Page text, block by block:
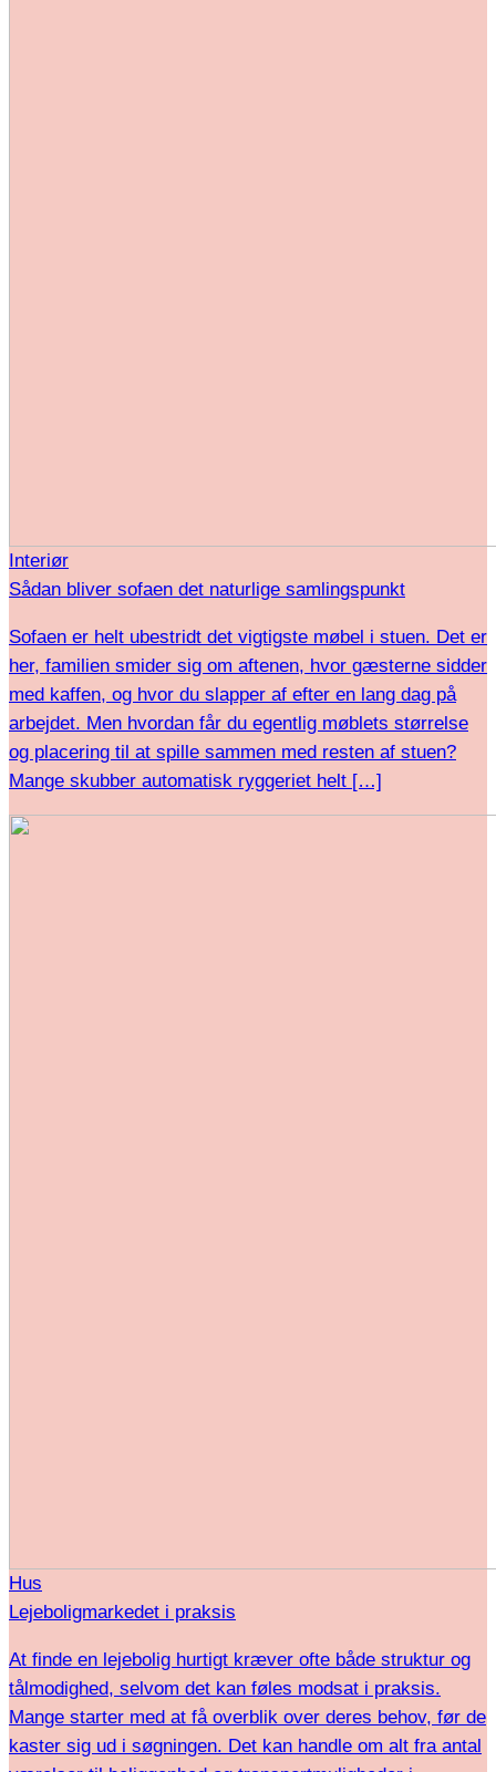
Interiør
Sådan bliver sofaen det naturlige samlingspunkt
Sofaen er helt ubestridt det vigtigste møbel i stuen. Det er
her, familien smider sig om aftenen, hvor gæsterne sidder
med kaffen, og hvor du slapper af efter en lang dag på
arbejdet. Men hvordan får du egentlig møblets størrelse
og placering til at spille sammen med resten af stuen?
Mange skubber automatisk ryggeriet helt […]
Hus
Lejeboligmarkedet i praksis
At finde en lejebolig hurtigt kræver ofte både struktur og
tålmodighed, selvom det kan føles modsat i praksis.
Mange starter med at få overblik over deres behov, før de
kaster sig ud i søgningen. Det kan handle om alt fra antal